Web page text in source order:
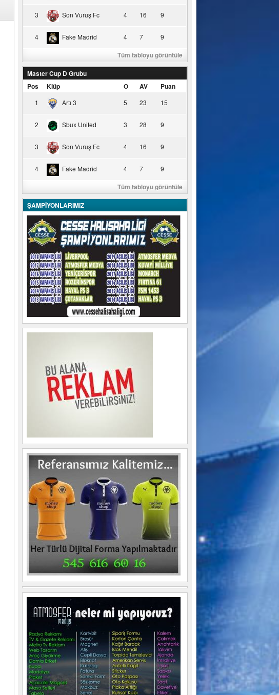
3 Son Vuruş Fc 4 16 9
4 Fake Madrid 4 7 9
Tüm tabloyu görüntüle
Master Cup D Grubu
Pos
Klüp O AV Puan
1 Artı 3 5 23 15
2 Sbux United 3 28 9
3 Son Vuruş Fc 4 16 9
4 Fake Madrid 4 7 9
Tüm tabloyu görüntüle
ŞAMPİYONLARIMIZ